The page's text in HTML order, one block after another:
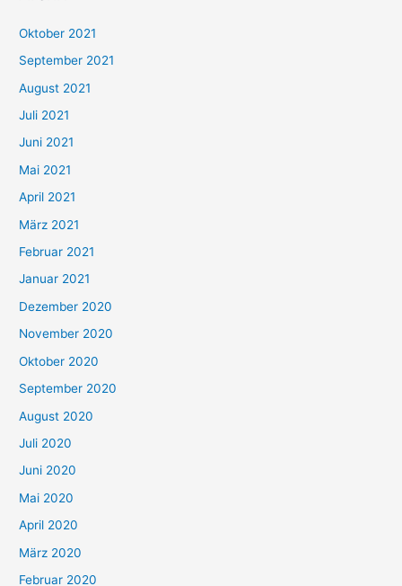
n
n
a
c
h
:
Oktober 2021
September 2021
August 2021
Juli 2021
Juni 2021
Mai 2021
April 2021
März 2021
Februar 2021
Januar 2021
Dezember 2020
November 2020
Oktober 2020
September 2020
August 2020
Juli 2020
Juni 2020
Mai 2020
April 2020
März 2020
Februar 2020